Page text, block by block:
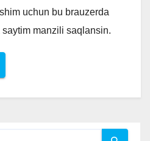
uchun bu brauzerda
manzili saqlansin.